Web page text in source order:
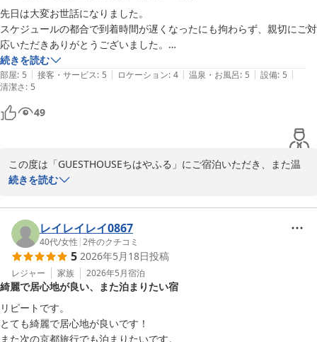
ゲストハウス ちはやふる
2026-08-06
室内の清潔さや設備についてもご満足いただけたご様子に安堵して
おります。
ぜひ次回はご旅行で、ご家族の皆さまと一緒にお越しいただければ
嬉しいです。
またお会いできる日を楽しみに心よりお待ちしております。
改めてまして、この度のご利用ならびに嬉しいレビューを
ありがとうございました。
早朝のご出発にもかかわらず、お部屋を大変綺麗にお使いくださり
ありがとうございました。m(__)m
ゲストハウス ちはやふる
2026-08-06
先日は大変お世話になりました。
スケジュールの都合で到着時間が遅くなったにも拘わらず、親切にご対
応いただきありがとうございました。
施設はどこも掃除が行き届いていますし、お菓子やお飲み物も有難かっ
たです^^
もっとゆっくり滞在できたら良かったのに・・と残念に思えるほど寛い
で過ごせました。
願い致しますm(__)m
続きを読む
部屋: 5 | 接客・サービス: 5 | ロケーション: 4 | 温泉・お風呂: 5 | 設備: 5 |
清潔さ: 5
49
この度は「GUESTHOUSEちはやふる」にご宿泊いただき、また温
かいご感想をお寄せいただきありがとうございます。
ご到着が遅いお時間となりましたが、無事にお越しいただき、何よ
りでした。
室内の清掃、お菓子やお飲み物につきましても
お喜びいただけたご様子に、大変嬉しく思っております。
「もっとゆっくり滞在できたらよかった」との
お言葉は、私どもにとって何よりの励みになります。
限られたご滞在の中、お寛ぎいただけたとのことで、大変嬉しく拝
読いたしました。
続きを読む
レイレイレイ0867
40代/女性 |2件のクチコミ
5 2026年5月18日投稿
レジャー 家族 2026年5月宿泊
綺麗で居心地が良い、また泊まりたい宿
リピートです。
とても綺麗で居心地が良いです！
また次の京都旅行でも泊まりたいです。